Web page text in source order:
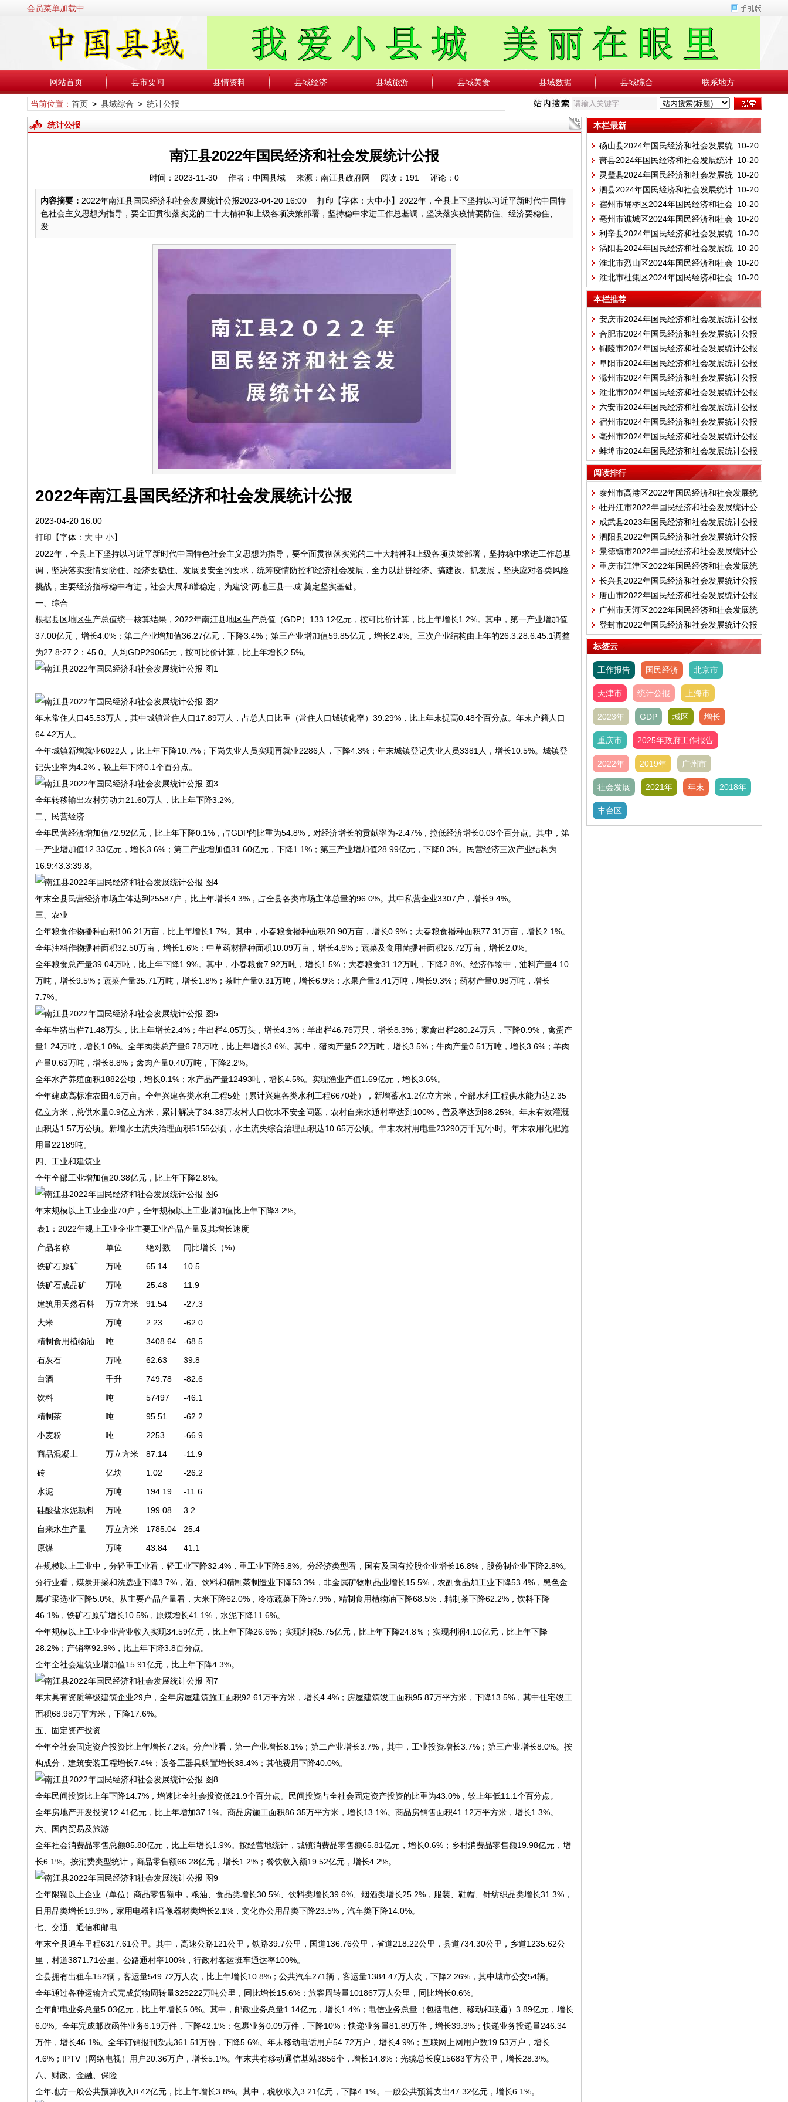
会员菜单加载中......
网站首页 县市要闻 县情资料 县域经济 县域旅游 县域美食 县域数据 县域综合 联系地方
当前位置： 首页> 县域综合 > 统计公报
统计公报
南江县2022年国民经济和社会发展统计公报
时间：2023-11-30 作者：中国县域 来源：南江县政府网 阅读： 191 评论： 0
内容摘要： 2022年南江县国民经济和社会发展统计公报2023-04-20 16:00 打印【字体：大中小】2022年，全县上下坚持以习近平新时代中国特
色社会主义思想为指导，要全面贯彻落实党的二十大精神和上级各项决策部署，坚持稳中求进工作总基调，坚决落实疫情要防住、经济要稳住、
发......
2022年南江县国民经济和社会发展统计公报
2023-04-20 16:00
打印 【字体： 大 中 小】
2022年，全县上下坚持以习近平新时代中国特色社会主义思想为指导，要全面贯彻落实党的二十大精神和上级各项决策部署，坚持稳中求进工作总基
调，坚决落实疫情要防住、经济要稳住、发展要安全的要求，统筹疫情防控和经济社会发展，全力以赴拼经济、搞建设、抓发展，坚决应对各类风险
挑战，主要经济指标稳中有进，社会大局和谐稳定，为建设“两地三县一城”奠定坚实基础。
一、综合
根据县区地区生产总值统一核算结果，2022年南江县地区生产总值（GDP）133.12亿元，按可比价计算，比上年增长1.2%。其中，第一产业增加值
37.00亿元，增长4.0%；第二产业增加值36.27亿元，下降3.4%；第三产业增加值59.85亿元，增长2.4%。三次产业结构由上年的26.3:28.6:45.1调整
为27.8:27.2：45.0。人均GDP29065元，按可比价计算，比上年增长2.5%。
年末常住人口45.53万人，其中城镇常住人口17.89万人，占总人口比重（常住人口城镇化率）39.29%，比上年末提高0.48个百分点。年末户籍人口
64.42万人。
全年城镇新增就业6022人，比上年下降10.7%；下岗失业人员实现再就业2286人，下降4.3%；年末城镇登记失业人员3381人，增长10.5%。城镇登
记失业率为4.2%，较上年下降0.1个百分点。
全年转移输出农村劳动力21.60万人，比上年下降3.2%。
二、民营经济
全年民营经济增加值72.92亿元，比上年下降0.1%，占GDP的比重为54.8%，对经济增长的贡献率为-2.47%，拉低经济增长0.03个百分点。其中，第
一产业增加值12.33亿元，增长3.6%；第二产业增加值31.60亿元，下降1.1%；第三产业增加值28.99亿元，下降0.3%。民营经济三次产业结构为
16.9:43.3:39.8。
年末全县民营经济市场主体达到25587户，比上年增长4.3%，占全县各类市场主体总量的96.0%。其中私营企业3307户，增长9.4%。
三、农业
全年粮食作物播种面积106.21万亩，比上年增长1.7%。其中，小春粮食播种面积28.90万亩，增长0.9%；大春粮食播种面积77.31万亩，增长2.1%。
全年油料作物播种面积32.50万亩，增长1.6%；中草药材播种面积10.09万亩，增长4.6%；蔬菜及食用菌播种面积26.72万亩，增长2.0%。
全年粮食总产量39.04万吨，比上年下降1.9%。其中，小春粮食7.92万吨，增长1.5%；大春粮食31.12万吨，下降2.8%。经济作物中，油料产量4.10
万吨，增长9.5%；蔬菜产量35.71万吨，增长1.8%；茶叶产量0.31万吨，增长6.9%；水果产量3.41万吨，增长9.3%；药材产量0.98万吨，增长
7.7%。
全年生猪出栏71.48万头，比上年增长2.4%；牛出栏4.05万头，增长4.3%；羊出栏46.76万只，增长8.3%；家禽出栏280.24万只，下降0.9%，禽蛋产
量1.24万吨，增长1.0%。全年肉类总产量6.78万吨，比上年增长3.6%。其中，猪肉产量5.22万吨，增长3.5%；牛肉产量0.51万吨，增长3.6%；羊肉
产量0.63万吨，增长8.8%；禽肉产量0.40万吨，下降2.2%。
全年水产养殖面积1882公顷，增长0.1%；水产品产量12493吨，增长4.5%。实现渔业产值1.69亿元，增长3.6%。
全年建成高标准农田4.6万亩。全年兴建各类水利工程5处（累计兴建各类水利工程6670处），新增蓄水1.2亿立方米，全部水利工程供水能力达2.35
亿立方米，总供水量0.9亿立方米，累计解决了34.38万农村人口饮水不安全问题，农村自来水通村率达到100%，普及率达到98.25%。年末有效灌溉
面积达1.57万公顷。新增水土流失治理面积5155公顷，水土流失综合治理面积达10.65万公顷。年末农村用电量23290万千瓦/小时。年末农用化肥施
用量22189吨。
四、工业和建筑业
全年全部工业增加值20.38亿元，比上年下降2.8%。
年末规模以上工业企业70户，全年规模以上工业增加值比上年下降3.2%。
表1：2022年规上工业企业主要工业产品产量及其增长速度
产品名称
单位 绝对数
同比增长（%）
铁矿石原矿
万吨 65.14
10.5
铁矿石成品矿
万吨 25.48
11.9
建筑用天然石料
万立方米 91.54
-27.3
大米
万吨 2.23
-62.0
精制食用植物油
吨 3408.64
-68.5
石灰石
万吨 62.63
39.8
白酒
千升 749.78
-82.6
饮料
吨 57497
-46.1
精制茶
吨 95.51
-62.2
小麦粉
吨 2253
-66.9
商品混凝土
万立方米 87.14
-11.9
砖
亿块 1.02
-26.2
水泥
万吨 194.19
-11.6
硅酸盐水泥孰料
万吨 199.08
3.2
自来水生产量
万立方米 1785.04
25.4
原煤
万吨 43.84
41.1
在规模以上工业中，分轻重工业看，轻工业下降32.4%，重工业下降5.8%。分经济类型看，国有及国有控股企业增长16.8%，股份制企业下降2.8%。
分行业看，煤炭开采和洗选业下降3.7%，酒、饮料和精制茶制造业下降53.3%，非金属矿物制品业增长15.5%，农副食品加工业下降53.4%，黑色金
属矿采选业下降5.0%。从主要产品产量看，大米下降62.0%，冷冻蔬菜下降57.9%，精制食用植物油下降68.5%，精制茶下降62.2%，饮料下降
46.1%，铁矿石原矿增长10.5%，原煤增长41.1%，水泥下降11.6%。
全年规模以上工业企业营业收入实现34.59亿元，比上年下降26.6%；实现利税5.75亿元，比上年下降24.8％；实现利润4.10亿元，比上年下降
28.2%；产销率92.9%，比上年下降3.8百分点。
全年全社会建筑业增加值15.91亿元，比上年下降4.3%。
年末具有资质等级建筑企业29户，全年房屋建筑施工面积92.61万平方米，增长4.4%；房屋建筑竣工面积95.87万平方米，下降13.5%，其中住宅竣工
面积68.98万平方米，下降17.6%。
五、固定资产投资
全年全社会固定资产投资比上年增长7.2%。分产业看，第一产业增长8.1%；第二产业增长3.7%，其中，工业投资增长3.7%；第三产业增长8.0%。按
构成分，建筑安装工程增长7.4%；设备工器具购置增长38.4%；其他费用下降40.0%。
全年民间投资比上年下降14.7%，增速比全社会投资低21.9个百分点。民间投资占全社会固定资产投资的比重为43.0%，较上年低11.1个百分点。
全年房地产开发投资12.41亿元，比上年增加37.1%。商品房施工面积86.35万平方米，增长13.1%。商品房销售面积41.12万平方米，增长1.3%。
六、国内贸易及旅游
全年社会消费品零售总额85.80亿元，比上年增长1.9%。按经营地统计，城镇消费品零售额65.81亿元，增长0.6%；乡村消费品零售额19.98亿元，增
长6.1%。按消费类型统计，商品零售额66.28亿元，增长1.2%；餐饮收入额19.52亿元，增长4.2%。
全年限额以上企业（单位）商品零售额中，粮油、食品类增长30.5%、饮料类增长39.6%、烟酒类增长25.2%，服装、鞋帽、针纺织品类增长31.3%，
日用品类增长19.9%，家用电器和音像器材类增长2.1%，文化办公用品类下降23.5%，汽车类下降14.0%。
七、交通、通信和邮电
年末全县通车里程6317.61公里。其中，高速公路121公里，铁路39.7公里，国道136.76公里，省道218.22公里，县道734.30公里，乡道1235.62公
里，村道3871.71公里。公路通村率100%，行政村客运班车通达率100%。
全县拥有出租车152辆，客运量549.72万人次，比上年增长10.8%；公共汽车271辆，客运量1384.47万人次，下降2.26%，其中城市公交54辆。
全年通过各种运输方式完成货物周转量325222万吨公里，同比增长15.6%；旅客周转量101867万人公里，同比增长0.6%。
全年邮电业务总量5.03亿元，比上年增长5.0%。其中，邮政业务总量1.14亿元，增长1.4%；电信业务总量（包括电信、移动和联通）3.89亿元，增长
6.0%。全年完成邮政函件业务6.19万件，下降42.1%；包裹业务0.09万件，下降10%；快递业务量81.89万件，增长39.3%；快递业务投递量246.34
万件，增长46.1%。全年订销报刊杂志361.51万份，下降5.6%。年末移动电话用户54.72万户，增长4.9%；互联网上网用户数19.53万户，增长
4.6%；IPTV（网络电视）用户20.36万户，增长5.1%。年末共有移动通信基站3856个，增长14.8%；光缆总长度15683平方公里，增长28.3%。
八、财政、金融、保险
全年地方一般公共预算收入8.42亿元，比上年增长3.8%。其中，税收收入3.21亿元，下降4.1%。一般公共预算支出47.32亿元，增长6.1%。
本栏最新
10-20
砀山县2024年国民经济和社会发展统
计公报
10-20
萧县2024年国民经济和社会发展统计
公报
10-20
灵璧县2024年国民经济和社会发展统
计公报
10-20
泗县2024年国民经济和社会发展统计
公报
10-20
宿州市埇桥区2024年国民经济和社会
发展统计公报
10-20
亳州市谯城区2024年国民经济和社会
发展统计公报
10-20
利辛县2024年国民经济和社会发展统
计公报
10-20
涡阳县2024年国民经济和社会发展统
计公报
10-20
淮北市烈山区2024年国民经济和社会
发展统计公报
10-20
淮北市杜集区2024年国民经济和社会
发展统计公报
本栏推荐
安庆市2024年国民经济和社会发展统计公报
合肥市2024年国民经济和社会发展统计公报
铜陵市2024年国民经济和社会发展统计公报
阜阳市2024年国民经济和社会发展统计公报
滁州市2024年国民经济和社会发展统计公报
淮北市2024年国民经济和社会发展统计公报
六安市2024年国民经济和社会发展统计公报
宿州市2024年国民经济和社会发展统计公报
亳州市2024年国民经济和社会发展统计公报
蚌埠市2024年国民经济和社会发展统计公报
阅读排行
泰州市高港区2022年国民经济和社会发展统
计公报
牡丹江市2022年国民经济和社会发展统计公
报
成武县2023年国民经济和社会发展统计公报
泗阳县2022年国民经济和社会发展统计公报
景德镇市2022年国民经济和社会发展统计公
报
重庆市江津区2022年国民经济和社会发展统
计公报
长兴县2022年国民经济和社会发展统计公报
唐山市2022年国民经济和社会发展统计公报
广州市天河区2022年国民经济和社会发展统
计公报
登封市2022年国民经济和社会发展统计公报
标签云
工作报告 国民经济 北京市
天津市 统计公报 上海市
2023年 GDP 城区 增长
重庆市 2025年政府工作报告
2022年 2019年 广州市
社会发展 2021年 年末 2018年
丰台区